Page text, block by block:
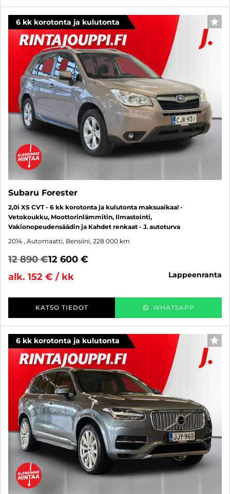
6 kk korotonta ja kulutonta
Subaru Forester
2,0i XS CVT - 6 kk korotonta ja kulutonta maksuaikaa! -
Vetokoukku, Moottorinlämmitin, Ilmastointi,
Vakionopeudensäädin ja Kahdet renkaat - J. autoturva
2014 , Automaatti, Bensiini, 228 000 km
12 890 €12 600 €
alk. 152 € / kk
lappeenranta
KATSO TIEDOT WHATSAPP
6 kk korotonta ja kulutonta